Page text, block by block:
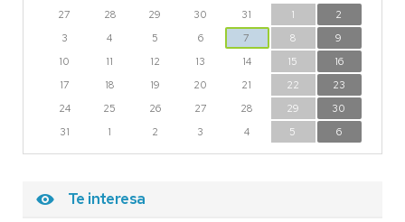
27
28 29 30 31 1
2
3
4 5 6 7 8
9
10
11 12 13 14 15
16
17
18 19 20 21 22
23
24
25 26 27 28 29
30
31
1 2 3 4 5 6
Te interesa